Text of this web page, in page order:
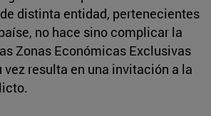
distinta entidad, pertenecientes
no hace sino complicar la
Zonas Económicas Exclusivas
vez resulta en una invitación a la